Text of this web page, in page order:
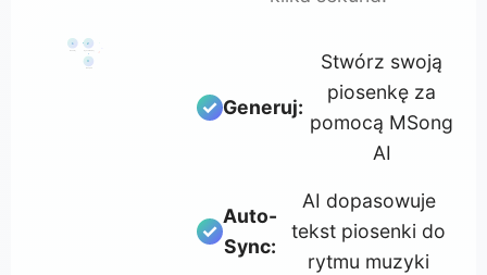
1 2
Generuj:
Stwórz swoją
piosenkę za
pomocą MSong
AI
Auto-
Sync:
AI dopasowuje
tekst piosenki do
rytmu muzyki